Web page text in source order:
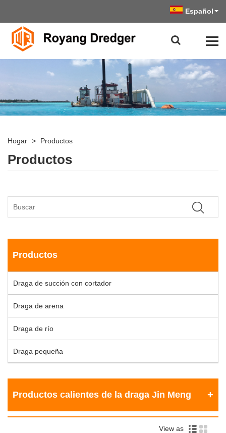
Español
Hogar > Productos
Productos
Productos
Draga de succión con cortador
Draga de arena
Draga de río
Draga pequeña
Productos calientes de la draga Jin Meng
View as